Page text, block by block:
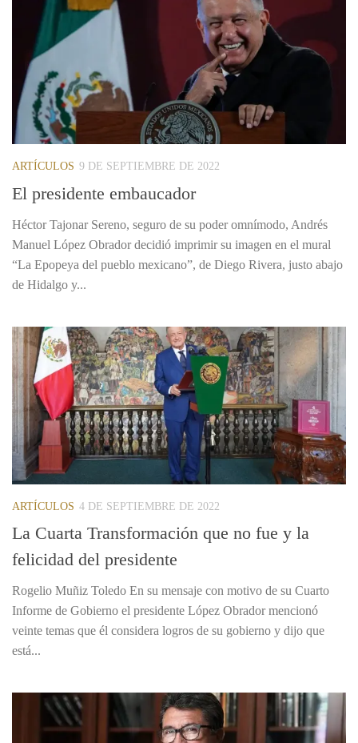
ARTÍCULOS 9 DE SEPTIEMBRE DE 2022
El presidente embaucador
Héctor Tajonar Sereno, seguro de su poder omnímodo, Andrés
Manuel López Obrador decidió imprimir su imagen en el mural
“La Epopeya del pueblo mexicano”, de Diego Rivera, justo abajo
de Hidalgo y...
ARTÍCULOS 4 DE SEPTIEMBRE DE 2022
La Cuarta Transformación que no fue y la
felicidad del presidente
Rogelio Muñiz Toledo En su mensaje con motivo de su Cuarto
Informe de Gobierno el presidente López Obrador mencionó
veinte temas que él considera logros de su gobierno y dijo que
está...